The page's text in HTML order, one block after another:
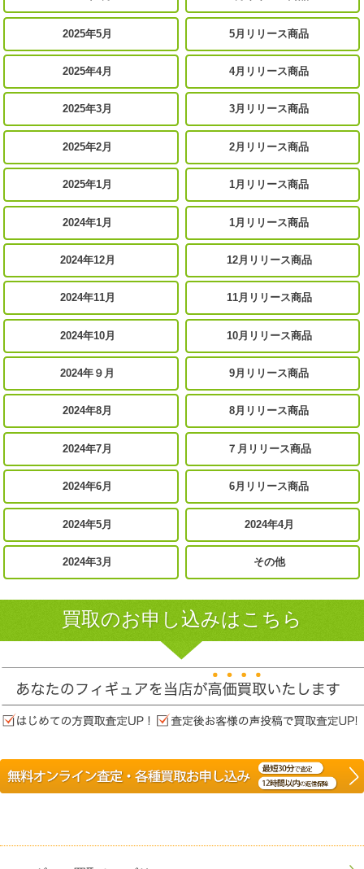
2025年5月 5月リリース商品
2025年4月 4月リリース商品
2025年3月 3月リリース商品
2025年2月 2月リリース商品
2025年1月 1月リリース商品
2024年1月 1月リリース商品
2024年12月 12月リリース商品
2024年11月 11月リリース商品
2024年10月 10月リリース商品
2024年９月 9月リリース商品
2024年8月 8月リリース商品
2024年7月 ７月リリース商品
2024年6月 6月リリース商品
2024年5月 2024年4月
2024年3月 その他
買取のお申し込みはこちら